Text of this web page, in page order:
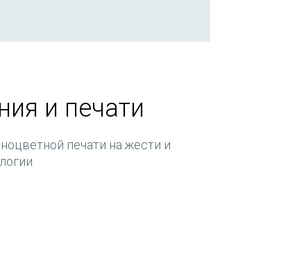
и печати
печати на жести и